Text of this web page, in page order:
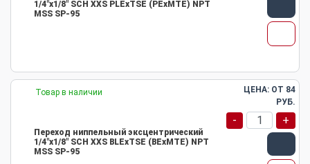
1/4"х1/8" SCH XXS PLEхTSE (PEхMTE) NPT
MSS SP-95
Товар в наличии
Переход ниппельный эксцентрический
1/4"х1/8" SCH XXS BLEхTSE (BEхMTE) NPT
MSS SP-95
ЦЕНА: ОТ 84
РУБ.
- +